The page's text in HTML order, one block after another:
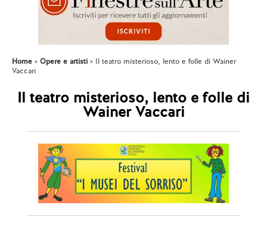
Home Opere e artisti
Il teatro misterioso, lento e folle di Wainer
Vaccari
Il teatro misterioso, lento e folle di
Wainer Vaccari